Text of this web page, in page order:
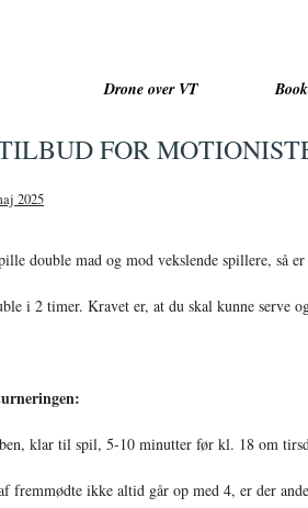
Drone over VT
FOR
2025
double mad og mod vekslende spillere, så
i 2 timer. Kravet er, at du skal kunne serve
klar til spil, 5-10 minutter før kl. 18 om
fremmødte ikke altid går op med 4, er der